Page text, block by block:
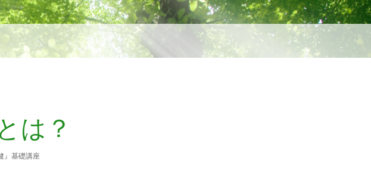
は？
』基礎講座